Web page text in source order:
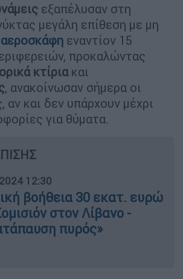
εξαπέλυσαν στη
μεγάλη επίθεση με μη
αεροσκάφη εναντίον 15
προκαλώντας
κτίριακαι
, ανακοίνωσαν σήμερα οι
αν και δεν υπάρχουν μέχρι
για θύματα.
12:30
βοήθεια 30 εκατ. ευρώ
στον Λίβανο -
πυρός»